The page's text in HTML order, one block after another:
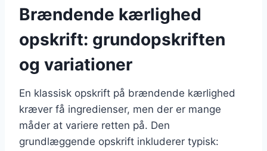
Brændende kærlighed
opskrift: grundopskriften
og variationer
En klassisk opskrift på brændende kærlighed
kræver få ingredienser, men der er mange
måder at variere retten på. Den
grundlæggende opskrift inkluderer typisk: